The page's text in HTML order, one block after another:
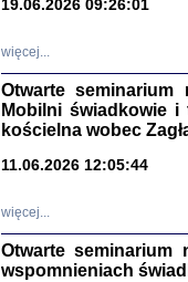
19.06.2026 09:26:01
więcej...
Otwarte
Mobilni świadkowie
kościelna wobec
11.06.2026 12:05:44
więcej...
Otwarte seminarium
wspomnieniach